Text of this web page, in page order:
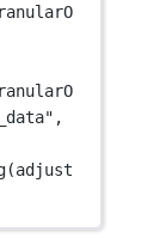
(adjust